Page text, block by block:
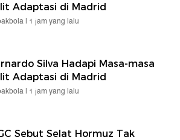
Adaptasi di Madrid
| 1 jam yang lalu
Silva Hadapi Masa-masa
Adaptasi di Madrid
| 1 jam yang lalu
Sebut Selat Hormuz Tak